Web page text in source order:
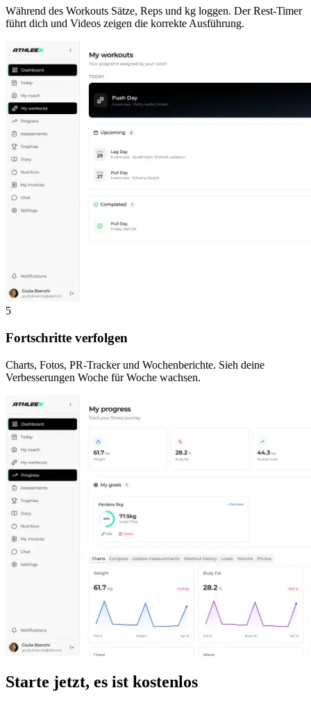
Während des Workouts Sätze, Reps und kg loggen. Der Rest-Timer
führt dich und Videos zeigen die korrekte Ausführung.
5
Fortschritte verfolgen
Charts, Fotos, PR-Tracker und Wochenberichte. Sieh deine
Verbesserungen Woche für Woche wachsen.
Starte jetzt, es ist kostenlos